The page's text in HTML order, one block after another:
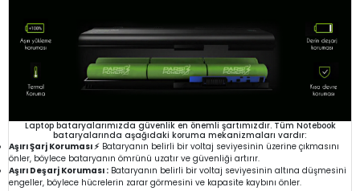
Laptop bataryalarımızda güvenlik en önemli şartımızdır. Tüm Notebook
bataryalarında aşağıdaki koruma mekanizmaları vardır:
Aşırı Şarj Koruması ⚡ Bataryanın belirli bir voltaj seviyesinin üzerine çıkmasını
önler, böylece bataryanın ömrünü uzatır ve güvenliği artırır.
Aşırı Deşarj Koruması : Bataryanın belirli bir voltaj seviyesinin altına düşmesini
engeller, böylece hücrelerin zarar görmesini ve kapasite kaybını önler.